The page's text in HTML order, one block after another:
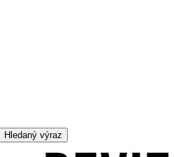
Hledaný výraz